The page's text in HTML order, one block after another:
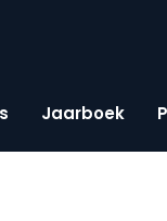
Jaarboek